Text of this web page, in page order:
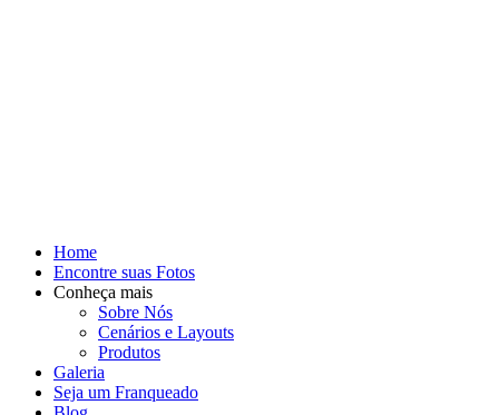
Home
Encontre suas Fotos
Conheça mais
Sobre Nós
Cenários e Layouts
Produtos
Galeria
Seja um Franqueado